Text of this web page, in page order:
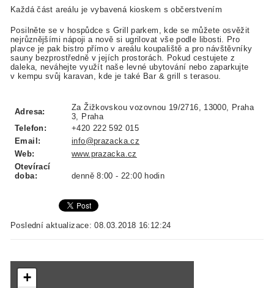
Každá část areálu je vybavená kioskem s občerstvením
Posilněte se v hospůdce s Grill parkem, kde se můžete osvěžit
nejrůznějšími nápoji a nově si ugrilovat vše podle libosti. Pro
plavce je pak bistro přímo v areálu koupaliště a pro návštěvníky
sauny bezprostředně v jejích prostorách. Pokud cestujete z
daleka, neváhejte využít naše levné ubytování nebo zaparkujte
v kempu svůj karavan, kde je také Bar & grill s terasou.
Adresa:
Za Žižkovskou vozovnou 19/2716, 13000, Praha
3, Praha
Telefon:
+420 222 592 015
Email:
info@prazacka.cz
Web:
www.prazacka.cz
Otevírací
doba:
denně 8:00 - 22:00 hodin
Poslední aktualizace: 08.03.2018 16:12:24
+